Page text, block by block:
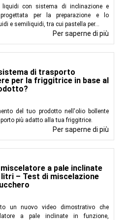
liquidi con sistema di inclinazione e
per la preparazione e lo
e semiliquidi, tra cui pastella per...
Per saperne di più
di trasporto
per la friggitrice in base al
del tuo prodotto nell'olio bollente
più adatto alla tua friggitrice.
Per saperne di più
a pale inclinate
litri – Test di miscelazione
un nuovo video dimostrativo che
a pale inclinate in funzione,